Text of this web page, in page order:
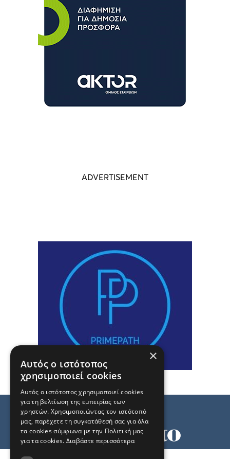
×
Αυτός ο ιστότοπος
χρησιμοποιεί cookies
Αυτός ο ιστότοπος χρησιμοποιεί cookies
για τη βελτίωση της εμπειρίας των
χρηστών. Χρησιμοποιώντας τον ιστότοπό
μας, παρέχετε τη συγκατάθεσή σας για όλα
τα cookies σύμφωνα με την Πολιτική μας
για τα cookies. Διαβάστε περισσότερα